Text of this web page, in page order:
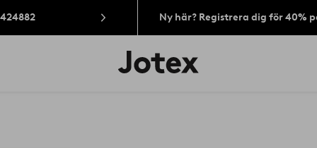
Ny här? Registrera dig för 40%
Jotex
logotyp